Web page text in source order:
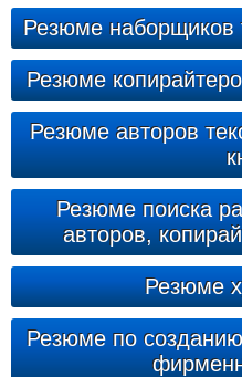
Резюме наборщиков
Резюме
Резюме авторов
Резюме поиска
авторов,
Резюме
Резюме по